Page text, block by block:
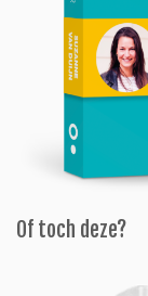
Of toch deze?